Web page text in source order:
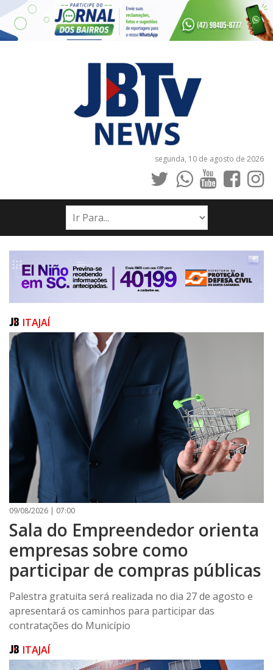
segunda, 10 de agosto de 2026
INÍCIO
NOTÍCIAS
JORNAIS
PUBLICAÇÕES LEGAIS
CONTATO
ITAJAÍ
09/08/2026 | 07:00
Sala do Empreendedor orienta
empresas sobre como
participar de compras públicas
Palestra gratuita será realizada no dia 27 de agosto e
apresentará os caminhos para participar das
contratações do Município
ITAJAÍ